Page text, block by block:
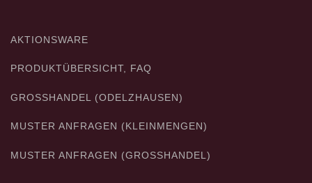
AKTIONSWARE
PRODUKTÜBERSICHT, FAQ
GROSSHANDEL (ODELZHAUSEN)
MUSTER ANFRAGEN (KLEINMENGEN)
MUSTER ANFRAGEN (GROSSHANDEL)